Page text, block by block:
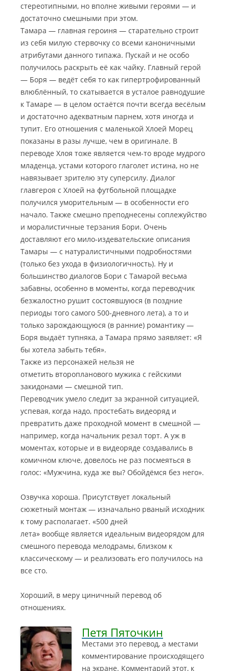
стереотипными, но вполне живыми героями — и
достаточно смешными при этом.
Тамара — главная героиня — старательно строит
из себя милую стервочку со всеми каноничными
атрибутами данного типажа. Пускай и не особо
получилось раскрыть её как чайку. Главный герой
— Боря — ведёт себя то как гипертрофированный
влюблённый, то скатывается в усталое равнодушие
к Тамаре — в целом остаётся почти всегда весёлым
и достаточно адекватным парнем, хотя иногда и
тупит. Его отношения с маленькой Хлоей Морец
показаны в разы лучше, чем в оригинале. В
переводе Хлоя тоже является чем-то вроде мудрого
младенца, устами которого глаголет истина, но не
навязывает зрителю эту суперсилу. Диалог
главгероя с Хлоей на футбольной площадке
получился уморительным — в особенности его
начало. Также смешно преподнесены соплежуйство
и моралистичные терзания Бори. Очень
доставляют его мило-издевательские описания
Тамары — с натуралистичными подробностями
(только без ухода в физиологичность). Ну и
большинство диалогов Бори с Тамарой весьма
забавны, особенно в моменты, когда переводчик
безжалостно рушит состоявшуюся (в поздние
периоды того самого 500-дневного лета), а то и
только зарождающуюся (в ранние) романтику —
Боря выдаёт тупняка, а Тамара прямо заявляет: «Я
бы хотела забыть тебя».
Также из персонажей нельзя не
отметить второпланового мужика с гейскими
закидонами — смешной тип.
Переводчик умело следит за экранной ситуацией,
успевая, когда надо, простебать видеоряд и
превратить даже проходной момент в смешной —
например, когда начальник резал торт. А уж в
моментах, которые и в видеоряде создавались в
комичном ключе, довелось не раз посмеяться в
голос: «Мужчина, куда же вы? Обойдёмся без него».
Озвучка хороша. Присутствует локальный
сюжетный монтаж — изначально рваный исходник
к тому располагает. «500 дней
лета» вообще является идеальным видеорядом для
смешного перевода мелодрамы, близком к
классическому — и реализовать его получилось на
все сто.
Хороший, в меру циничный перевод об
отношениях.
Петя Пяточкин
Местами это перевод, а местами
комментирование происходящего
на экране. Комментарий этот, к